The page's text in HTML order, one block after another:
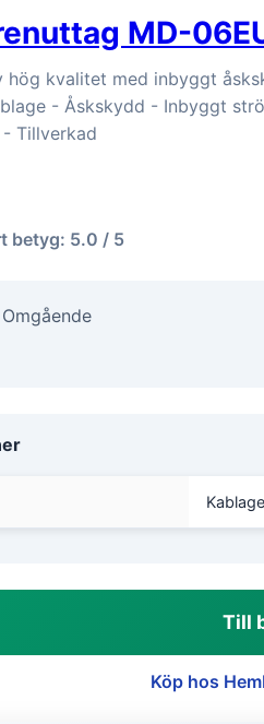
MD-
hög kvalitet med inbyggt
- Åskskydd - Inbyggt
Tillverkad
betyg: 5.0 / 5
Till
Köp hos